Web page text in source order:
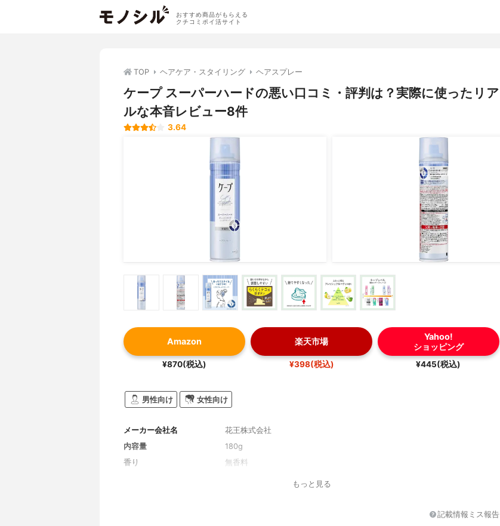
おすすめ商品がもらえる
クチコミポイ活サイト
TOP ヘアケア・スタイリング ヘアスプレー
ケープ スーパーハードの悪い口コミ・評判は？実際に使ったリア
ルな本音レビュー8件
3.64
Amazon
¥870(税込)
楽天市場
¥398(税込)
Yahoo!
ショッピング
¥445(税込)
男性向け 女性向け
メーカー会社名
花王株式会社
内容量
180g
香り
無香料
もっと見る
記載情報ミス報告